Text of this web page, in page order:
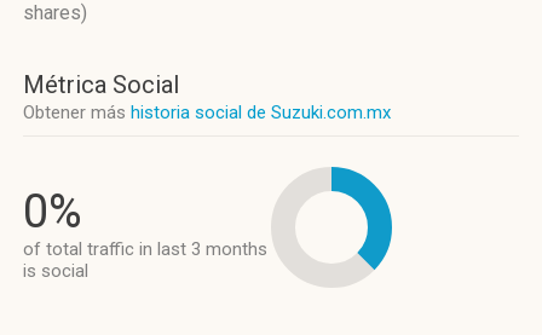
shares)
Métrica Social
Obtener más historia social de Suzuki.com.mx
0%
of total traffic in last 3 months
is social